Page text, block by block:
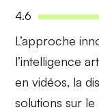
4.6
L’approche
l’intelligence
en vidéos, la
solutions sur le